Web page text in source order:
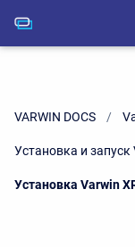
VARWIN DOCS
Установка и запуск
Current:
Установка Varwin